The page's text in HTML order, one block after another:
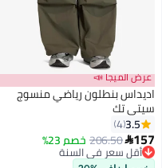
📣
بنطلون رياضي منسوج
4
206.50خصم 23%
سعر في السنة